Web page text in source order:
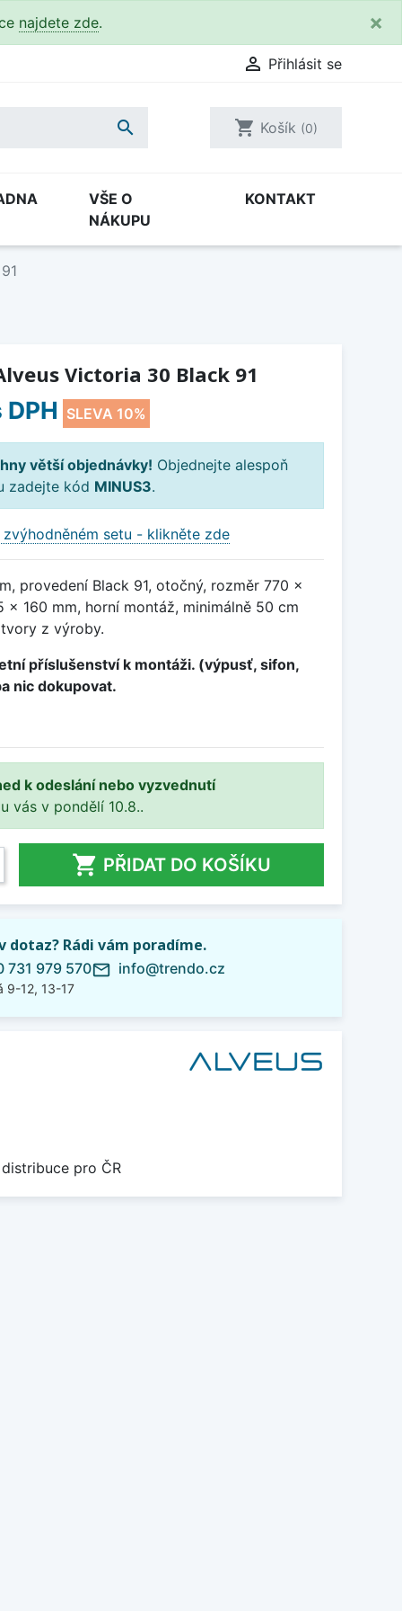
najdete zde. ×
 Přihlásit se
 shopping_cart Košík (0)
VŠE O
NÁKUPU
KONTAKT
Victoria 30 Black 91
DPH SLEVA 10%
větší objednávky! Objednejte alespoň
zadejte kód MINUS3.
setu - klikněte zde
provedení Black 91, otočný, rozměr 770 x
160 mm, horní montáž, minimálně 50 cm
z výroby.
příslušenství k montáži. (výpusť, sifon,
nic dokupovat.
k odeslání nebo vyzvednutí
vás v pondělí 10.8..
 PŘIDAT DO KOŠÍKU
dotaz? Rádi vám poradíme.
731 979 570
9-12, 13-17
mail_outline info@trendo.cz
pro ČR